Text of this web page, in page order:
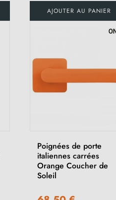
AJOUTER AU PANIER
Poignées de porte
italiennes carrées
Orange Coucher de
Soleil